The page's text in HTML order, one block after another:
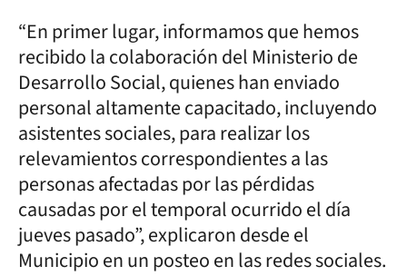
“En primer lugar, informamos que hemos
recibido la colaboración del Ministerio de
Desarrollo Social, quienes han enviado
personal altamente capacitado, incluyendo
asistentes sociales, para realizar los
relevamientos correspondientes a las
personas afectadas por las pérdidas
causadas por el temporal ocurrido el día
jueves pasado”, explicaron desde el
Municipio en un posteo en las redes sociales.